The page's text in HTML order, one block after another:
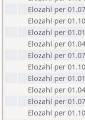
Elozahl per
Elozahl per
Elozahl per
Elozahl per
Elozahl per
Elozahl per
Elozahl per
Elozahl per
Elozahl per
Elozahl per